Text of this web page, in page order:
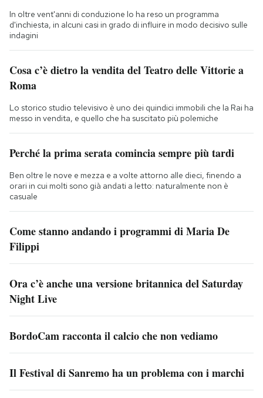
In oltre vent'anni di conduzione lo ha reso un programma
d'inchiesta, in alcuni casi in grado di influire in modo decisivo sulle
indagini
Cosa c’è dietro la vendita del Teatro delle Vittorie a
Roma
Lo storico studio televisivo è uno dei quindici immobili che la Rai ha
messo in vendita, e quello che ha suscitato più polemiche
Perché la prima serata comincia sempre più tardi
Ben oltre le nove e mezza e a volte attorno alle dieci, finendo a
orari in cui molti sono già andati a letto: naturalmente non è
casuale
Come stanno andando i programmi di Maria De
Filippi
Ora c’è anche una versione britannica del Saturday
Night Live
BordoCam racconta il calcio che non vediamo
Il Festival di Sanremo ha un problema con i marchi